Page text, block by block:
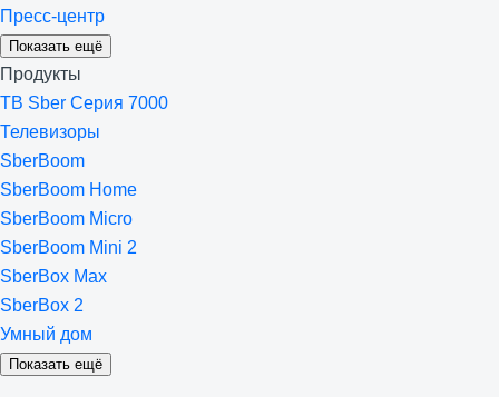
Пресс-центр
Показать ещё
Продукты
ТВ Sber Серия 7000
Телевизоры
SberBoom
SberBoom Home
SberBoom Micro
SberBoom Mini 2
SberBox Max
SberBox 2
Умный дом
Показать ещё